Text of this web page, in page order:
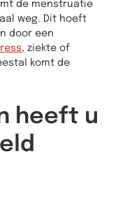
de menstruatie
weg. Dit hoeft
door een
, ziekte of
komt de
heeft u